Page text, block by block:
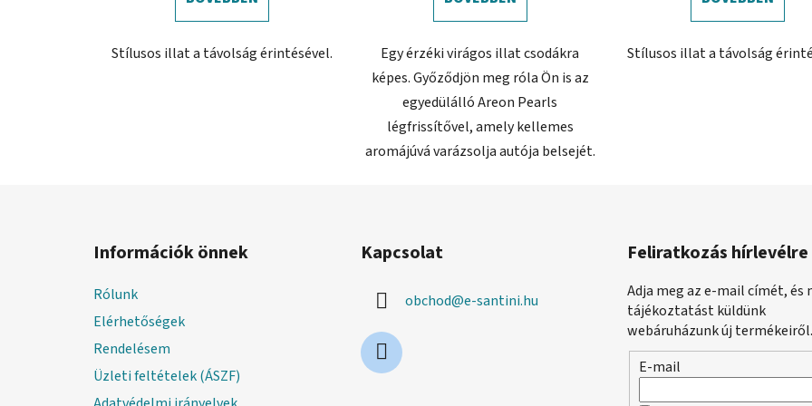
Stílusos illat a távolság érintésével.
Egy érzéki virágos illat csodákra
képes. Győződjön meg róla Ön is az
egyedülálló Areon Pearls
légfrissítővel, amely kellemes
aromájúvá varázsolja autója belsejét.
Stílusos illat a távolság
Információk önnek
Rólunk
Elérhetőségek
Rendelésem
Üzleti feltételek (ÁSZF)
Kapcsolat
obchod@e-santini.hu
Feliratkozás hírlevélre
Adja meg az e-mail címét, és
tájékoztatást küldünk
webáruházunk új termékeiről.
E-mail